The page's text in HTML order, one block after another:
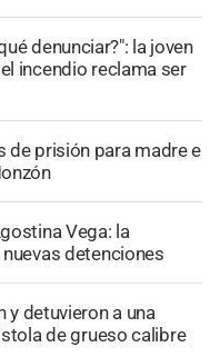
denunciar?": la joven
incendio reclama ser
de prisión para madre e
Vega: la
detenciones
y detuvieron a una
de grueso calibre